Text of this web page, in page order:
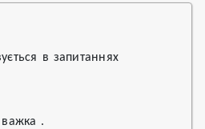
в запитаннях
.